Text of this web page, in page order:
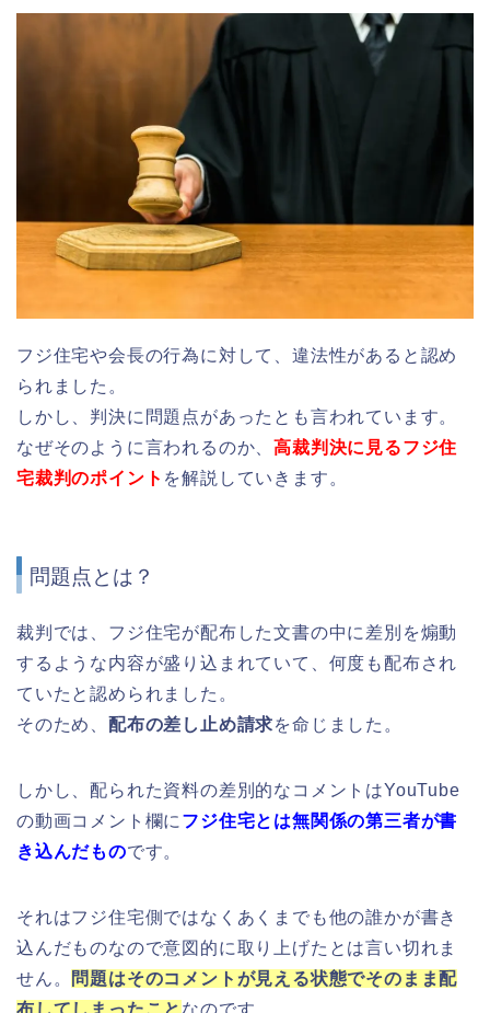
フジ住宅や会長の行為に対して、違法性があると認め
られました。
しかし、判決に問題点があったとも言われています。
なぜそのように言われるのか、高裁判決に見るフジ住
宅裁判のポイント を解説していきます。
問題点とは？
裁判では、フジ住宅が配布した文書の中に差別を煽動
するような内容が盛り込まれていて、何度も配布され
ていたと認められました。
そのため、 配布の差し止め請求を命じました。
しかし、配られた資料の差別的なコメントはYouTube
の動画コメント欄に フジ住宅とは無関係の第三者が書
き込んだものです。
それはフジ住宅側ではなくあくまでも他の誰かが書き
込んだものなので意図的に取り上げたとは言い切れま
せん。 問題はそのコメントが見える状態でそのまま配